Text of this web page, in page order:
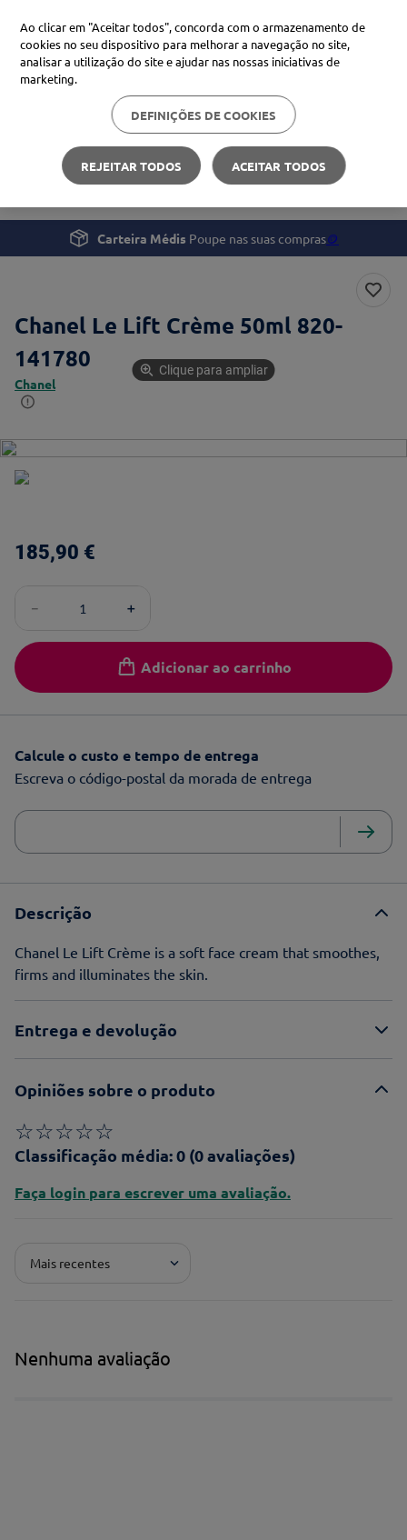
Procure no Marketplace Médis
Pesquisas mais comuns
xiaomi
uriage
4º svr
Beleza e Cuidado pessoal
Chanel Le Lift Crème 50ml
Carteira Médis Poupe nas suas compras🪙
Chanel Le Lift Crème 50ml 820-
141780
Chanel
Clique para ampliar
185,90 €
＋
－
Adicionar ao carrinho
Calcule o custo e tempo de entrega
Escreva o código-postal da morada de entrega
Descrição
Chanel Le Lift Crème is a soft face cream that smoothes,
firms and illuminates the skin.
Entrega e devolução
Opiniões sobre o produto
☆☆☆☆☆
Classificação média: 0 (0 avaliações)
Faça login para escrever uma avaliação.
Mais recentes
Nenhuma avaliação
Ao clicar em "Aceitar todos", concorda com o armazenamento de
cookies no seu dispositivo para melhorar a navegação no site,
analisar a utilização do site e ajudar nas nossas iniciativas de
marketing.
DEFINIÇÕES DE COOKIES
REJEITAR TODOS ACEITAR TODOS